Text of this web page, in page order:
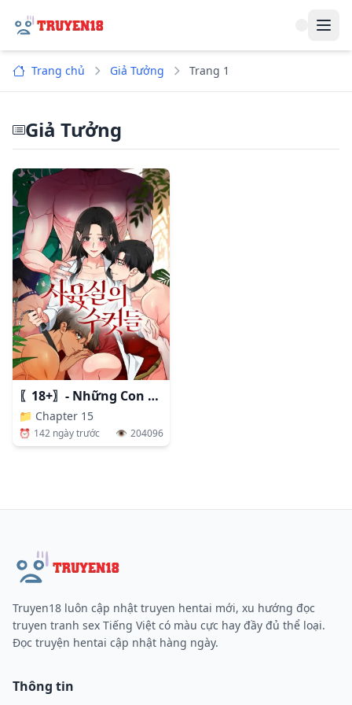
Trang chủ Giả Tưởng Trang 1
Giả Tưởng
〖18+〗- Những Con Đực Trong Phòng Nhân Giống
📁 Chapter 15
⏰ 142 ngày trước 👁️ 204096
Truyen18 luôn cập nhật truyen hentai mới, xu hướng đọc
truyen tranh sex Tiếng Việt có màu cực hay đầy đủ thể loại.
Đọc truyện hentai cập nhật hàng ngày.
Thông tin